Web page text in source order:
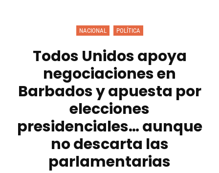
NACIONAL POLÍTICA
Todos Unidos apoya
negociaciones en
Barbados y apuesta por
elecciones
presidenciales… aunque
no descarta las
parlamentarias